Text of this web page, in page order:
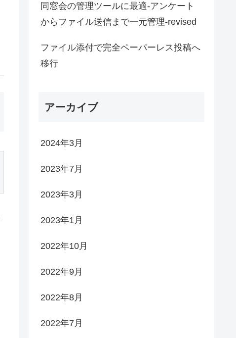
同窓会の管理ツールに最適-アンケート
からファイル送信まで一元管理-revised
ファイル添付で完全ペーパーレス投稿へ
移行
アーカイブ
2024年3月
2023年7月
2023年3月
2023年1月
2022年10月
2022年9月
2022年8月
2022年7月